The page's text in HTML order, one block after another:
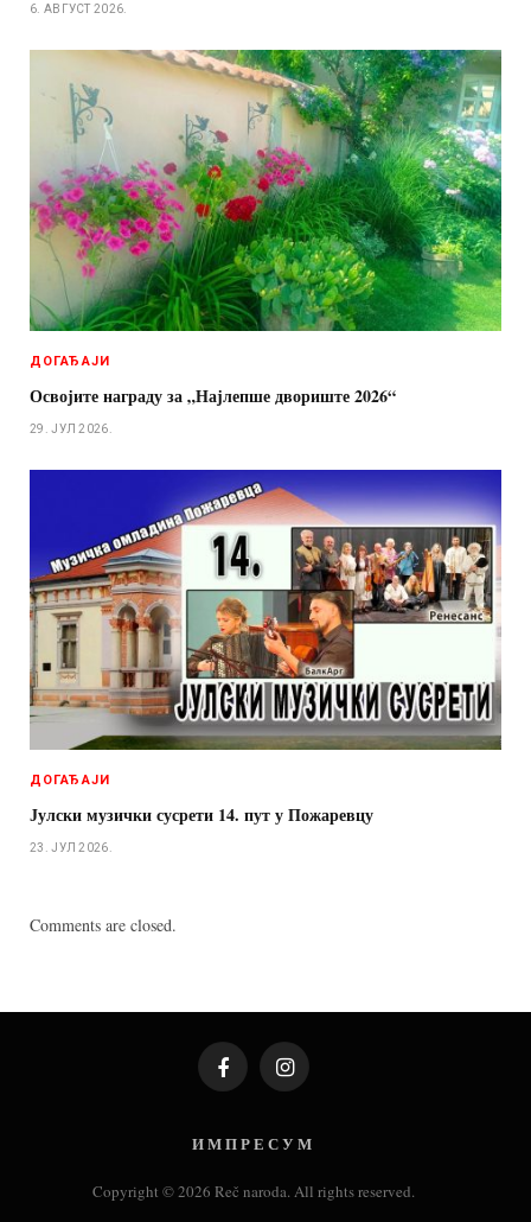
6. АВГУСТ 2026.
ДОГАЂАЈИ
Освојите награду за „Најлепше двориште 2026“
29. ЈУЛ 2026.
ДОГАЂАЈИ
Јулски музички сусрети 14. пут у Пожаревцу
23. ЈУЛ 2026.
Comments are closed.
FacebookInstagram
И М П Р Е С У М
Copyright © 2026 Reč naroda. All rights reserved.